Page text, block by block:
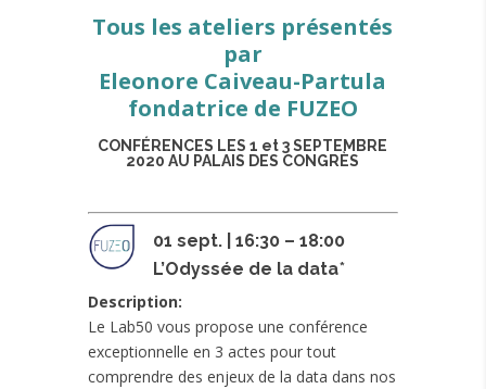
Tous les ateliers présentés
par
Eleonore Caiveau-Partula
fondatrice de FUZEO
CONFÉRENCES LES 1 et 3 SEPTEMBRE
2020 AU PALAIS DES CONGRÈS
01 sept. | 16:30 – 18:00
L’Odyssée de la data*
Description:
Le Lab50 vous propose une conférence
exceptionnelle en 3 actes pour tout
comprendre des enjeux de la data dans nos